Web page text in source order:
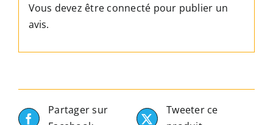
Vous devez être connecté pour publier un
avis.
Partager sur
Tweeter ce